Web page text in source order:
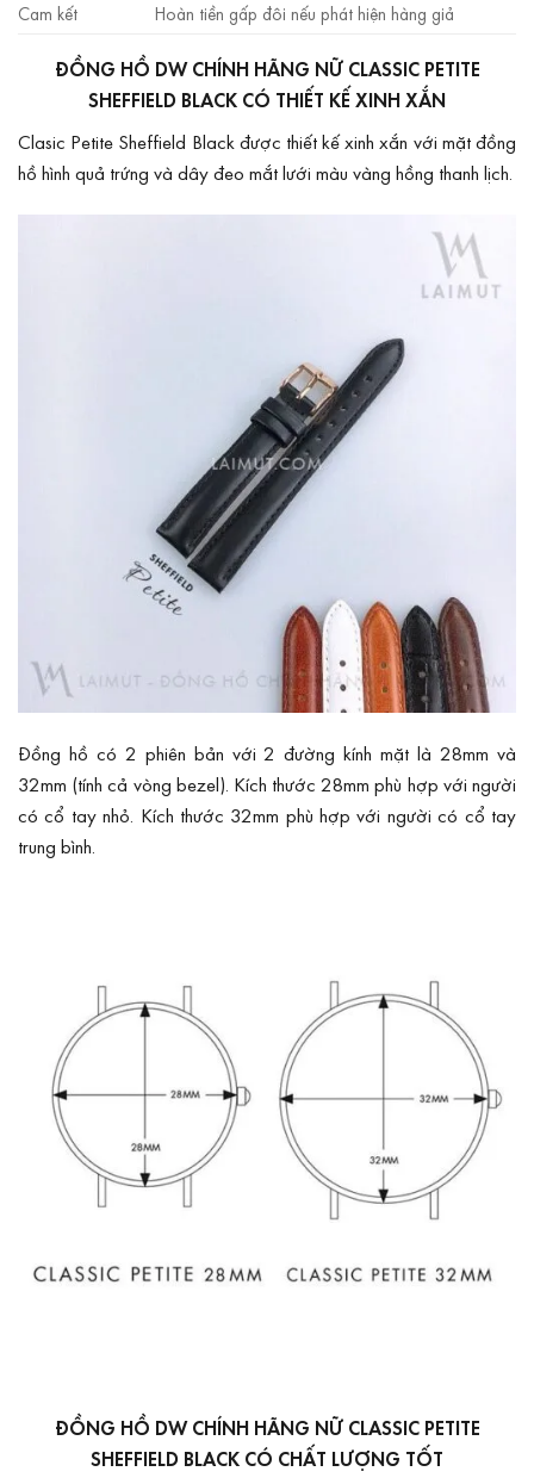
Cam kết Hoàn tiền gấp đôi nếu phát hiện hàng giả
ĐỒNG HỒ DW CHÍNH HÃNG NỮ CLASSIC PETITE
SHEFFIELD BLACK CÓ THIẾT KẾ XINH XẮN
Clasic Petite Sheffield Black được thiết kế xinh xắn với mặt đồng
hồ hình quả trứng và dây đeo mắt lưới màu vàng hồng thanh lịch.
Đồng hồ có 2 phiên bản với 2 đường kính mặt là 28mm và
32mm (tính cả vòng bezel). Kích thước 28mm phù hợp với người
có cổ tay nhỏ. Kích thước 32mm phù hợp với người có cổ tay
trung bình.
ĐỒNG HỒ DW CHÍNH HÃNG NỮ CLASSIC PETITE
SHEFFIELD BLACK CÓ CHẤT LƯỢNG TỐT